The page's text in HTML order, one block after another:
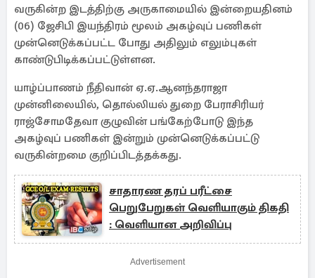
வருகின்ற இடத்திற்கு அருகாமையில் இன்றையதினம்
(06) ஜேசிபி இயந்திரம் மூலம் அகழ்வுப் பணிகள்
முன்னெடுக்கப்பட்ட போது அதிலும் எலும்புகள்
காண்டுபிடிக்கப்பட்டுள்ளன.
யாழ்ப்பாணம் நீதிவான் ஏ.ஏ.ஆனந்தராஜா
முன்னிலையில், தொல்லியல் துறை பேராசிரியர்
ராஜ்சோமதேவா குழுவின் பங்கேற்போடு இந்த
அகழ்வுப் பணிகள் இன்றும் முன்னெடுக்கப்பட்டு
வருகின்றமை குறிப்பிடத்தக்கது.
சாதாரண தரப் பரீட்சை
பெறுபேறுகள் வெளியாகும் திகதி
: வெளியான அறிவிப்பு
Advertisement